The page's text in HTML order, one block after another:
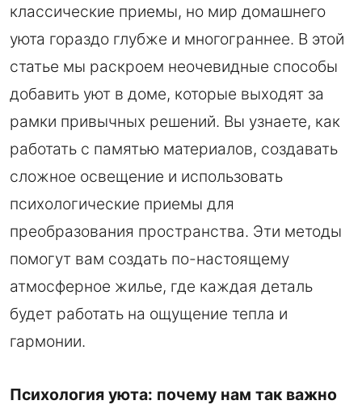
классические приемы, но мир домашнего
уюта гораздо глубже и многограннее. В этой
статье мы раскроем неочевидные способы
добавить уют в доме, которые выходят за
рамки привычных решений. Вы узнаете, как
работать с памятью материалов, создавать
сложное освещение и использовать
психологические приемы для
преобразования пространства. Эти методы
помогут вам создать по-настоящему
атмосферное жилье, где каждая деталь
будет работать на ощущение тепла и
гармонии.
Психология уюта: почему нам так важно